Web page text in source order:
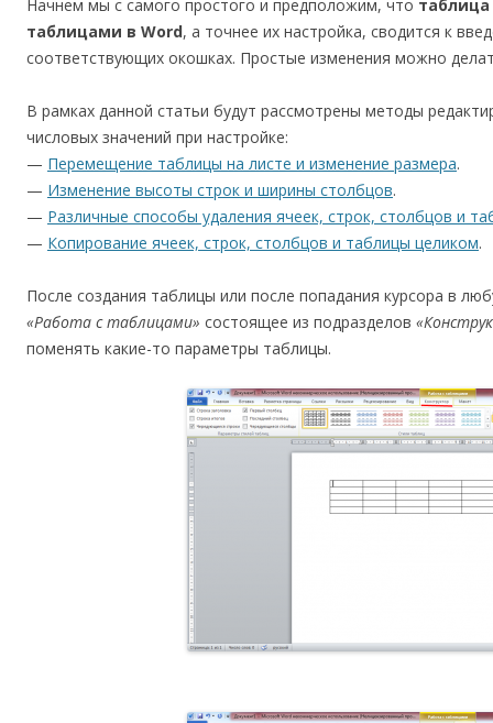
Начнем мы с самого простого и предположим, что таблица
таблицами в Word, а точнее их настройка, сводится к
соответствующих окошках. Простые изменения можно
В рамках данной статьи будут рассмотрены методы
числовых значений при настройке:
— Перемещение таблицы на листе и изменение размера.
— Изменение высоты строк и ширины столбцов.
— Различные способы удаления ячеек, строк, столбцов и
— Копирование ячеек, строк, столбцов и таблицы целиком.
После создания таблицы или после попадания курсора в
«Работа с таблицами» состоящее из подразделов
поменять какие-то параметры таблицы.